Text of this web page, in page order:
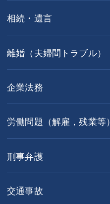
相続・遺言
離婚（夫婦間トラブル）
企業法務
労働問題（解雇，残業等）
刑事弁護
交通事故